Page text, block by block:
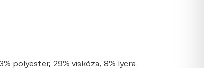
polyester, 29% viskóza, 8% lycra.